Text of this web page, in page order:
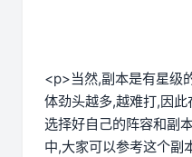
<p>当然,副本是有星级
体劲头越多,越难打,因
选择好自己的阵容和副
中,大家可以参考这个副